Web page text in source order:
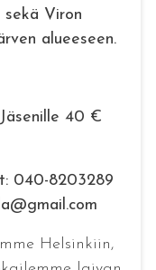
sekä Viron
alueeseen.
40 €
040-8203289
Helsinkiin,